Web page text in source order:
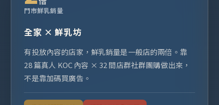
門市鮮乳銷量
全家 × 鮮乳坊
有投放內容的店家，鮮乳銷量是一般店的兩倍。靠
28 篇真人 KOC 內容 × 32 間店群社群團購做出來，
不是靠加碼買廣告。